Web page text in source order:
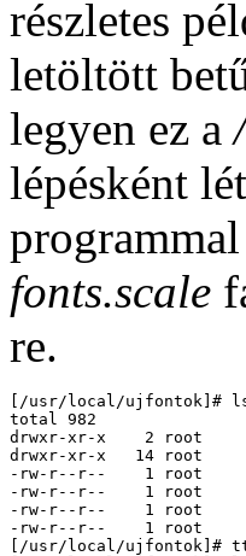
részletes
letöltött
legyen ez a
lépésként
fonts.scale
re.
[/usr/local/ujfontok]#
total 982
drwxr-xr-x    2 root
drwxr-xr-x   14 root
-rw-r--r--    1 root
-rw-r--r--    1 root
-rw-r--r--    1 root
-rw-r--r--    1 root
[/usr/local/ujfontok]#